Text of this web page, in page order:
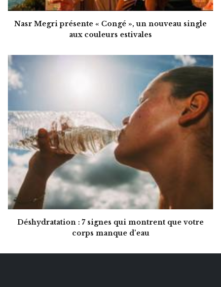
Nasr Megri présente « Congé », un nouveau single
aux couleurs estivales
Déshydratation : 7 signes qui montrent que votre
corps manque d’eau